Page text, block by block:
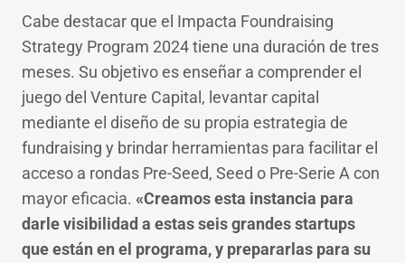
Cabe destacar que el Impacta Foundraising
Strategy Program 2024 tiene una duración de tres
meses. Su objetivo es enseñar a comprender el
juego del Venture Capital, levantar capital
mediante el diseño de su propia estrategia de
fundraising y brindar herramientas para facilitar el
acceso a rondas Pre-Seed, Seed o Pre-Serie A con
mayor eficacia. «Creamos esta instancia para
darle visibilidad a estas seis grandes startups
que están en el programa, y prepararlas para su